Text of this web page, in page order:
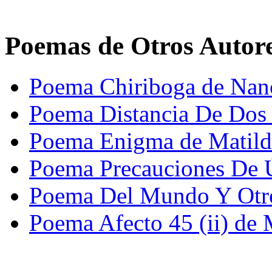
Poemas de Otros
Poema Chiriboga de
Poema Distancia De
Poema Enigma de
Poema Precauciones
Poema Del Mundo Y
Poema Afecto 45 (ii) de